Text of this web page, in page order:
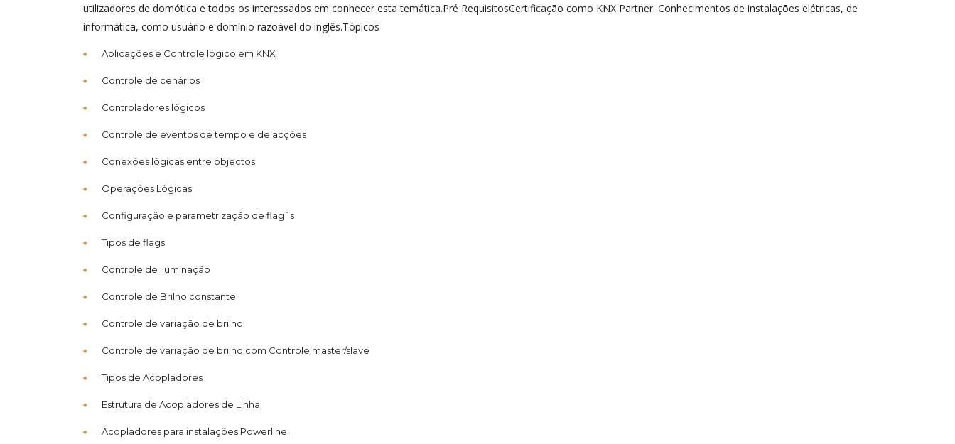
utilizadores de domótica e todos os interessados em conhecer esta temática.Pré RequisitosCertificação como KNX Partner. Conhecimentos de instalações elétricas, de
informática, como usuário e domínio razoável do inglês.Tópicos
Aplicações e Controle lógico em KNX
Controle de cenários
Controladores lógicos
Controle de eventos de tempo e de acções
Conexões lógicas entre objectos
Operações Lógicas
Configuração e parametrização de flag´s
Tipos de flags
Controle de iluminação
Controle de Brilho constante
Controle de variação de brilho
Controle de variação de brilho com Controle master/slave
Tipos de Acopladores
Estrutura de Acopladores de Linha
Acopladores para instalações Powerline